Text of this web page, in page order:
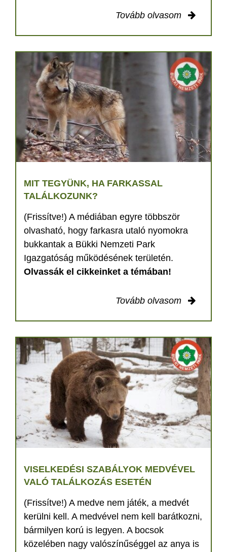
Tovább olvasom
MIT TEGYÜNK, HA FARKASSAL
TALÁLKOZUNK?
(Frissítve!) A médiában egyre többször
olvasható, hogy farkasra utaló nyomokra
bukkantak a Bükki Nemzeti Park
Igazgatóság működésének területén.
Olvassák el cikkeinket a témában!
Tovább olvasom
VISELKEDÉSI SZABÁLYOK MEDVÉVEL
VALÓ TALÁLKOZÁS ESETÉN
(Frissítve!) A medve nem játék, a medvét
kerülni kell. A medvével nem kell barátkozni,
bármilyen korú is legyen. A bocsok
közelében nagy valószínűséggel az anya is